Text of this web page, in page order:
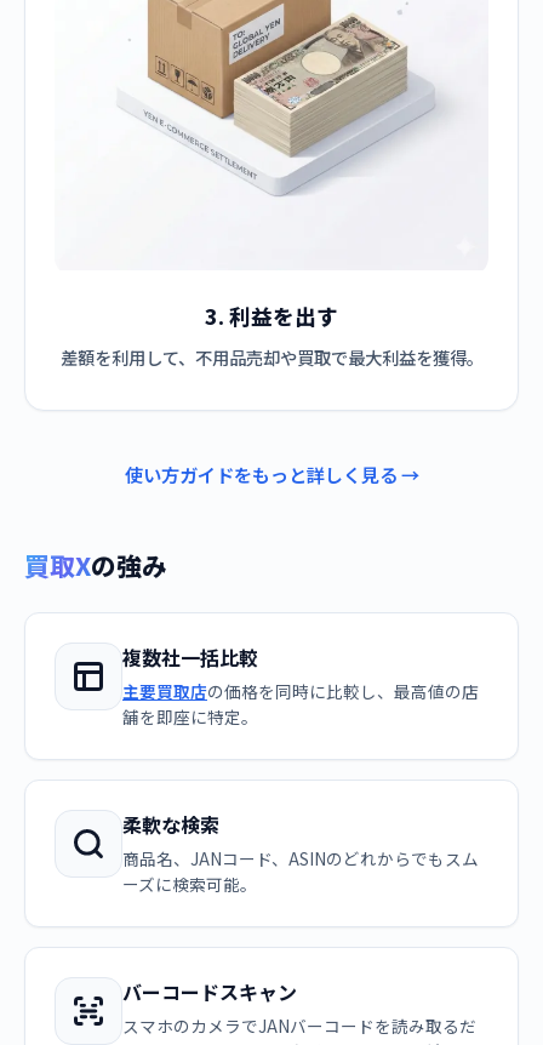
3. 利益を出す
差額を利用して、不用品売却や買取で最大利益を獲得。
使い方ガイドをもっと詳しく見る →
買取Xの強み
複数社一括比較
主要買取店の価格を同時に比較し、最高値の店
舗を即座に特定。
柔軟な検索
商品名、JANコード、ASINのどれからでもスム
ーズに検索可能。
バーコードスキャン
スマホのカメラでJANバーコードを読み取るだ